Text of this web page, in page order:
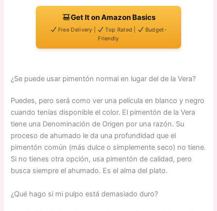
Get It on Amazon Basics
Free Delivery | Top Rated |
Budget-
Friendly
¿Se puede usar pimentón normal en lugar del de la Vera?
Puedes, pero será como ver una película en blanco y negro
cuando tenías disponible el color. El pimentón de la Vera
tiene una Denominación de Origen por una razón. Su
proceso de ahumado le da una profundidad que el
pimentón común (más dulce o simplemente seco) no tiene.
Si no tienes otra opción, usa pimentón de calidad, pero
busca siempre el ahumado. Es el alma del plato.
¿Qué hago si mi pulpo está demasiado duro?